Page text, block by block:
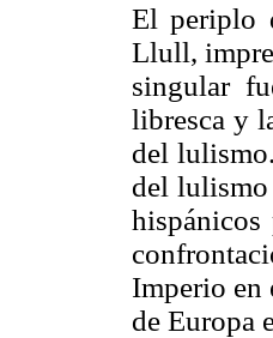
El periplo
Llull,
singular
libresca y
del
del lulismo
Imperio en
de Europa